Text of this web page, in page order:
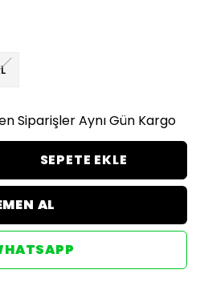
Siparişler Aynı Gün Kargo
SEPETE EKLE
AL